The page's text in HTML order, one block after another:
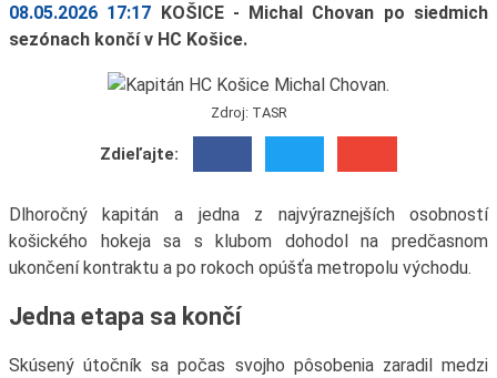
08.05.2026 17:17 KOŠICE - Michal Chovan po siedmich
sezónach končí v HC Košice.
Zdroj: TASR
Zdieľajte:
Dlhoročný kapitán a jedna z najvýraznejších osobností
košického hokeja sa s klubom dohodol na predčasnom
ukončení kontraktu a po rokoch opúšťa metropolu východu.
Jedna etapa sa končí
Skúsený útočník sa počas svojho pôsobenia zaradil medzi